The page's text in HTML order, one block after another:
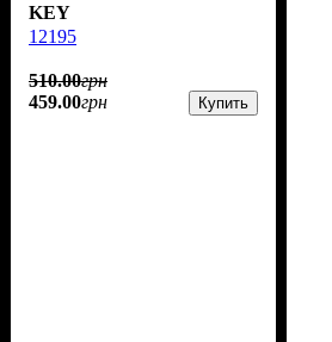
KEY
12195
510.00грн
459.00грн Купить